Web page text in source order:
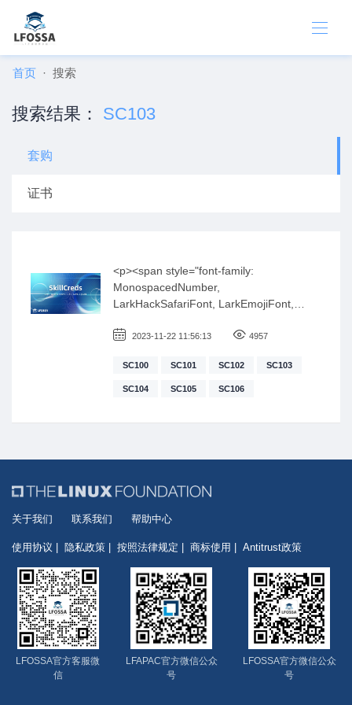
首页 搜索
搜索结果： SC103
套购
证书
<p><span style="font-family:
MonospacedNumber,
LarkHackSafariFont, LarkEmojiFont,
BlinkMacSystemFont, &quot;Helvetica
SC&quot;, &quot;Microsoft Yahei&quot;,
Arial, &quot;Hiragino Sans GB&quot;,
书能针对特定技能的技能证书，展示考生
<span style="font-family:
LarkHackSafariFont, LarkEmojiFont,
LarkChineseQuote, -apple-system,
BlinkMacSystemFont, &quot;Helvetica
Neue&quot;, Tahoma, &quot;PingFang
SC&quot;, &quot;Microsoft Yahei&quot;,
Arial, &quot;Hiragino Sans GB&quot;,
sans-serif, &quot;Apple Color
Emoji&quot;, &quot;Segoe UI
Emoji&quot;, &quot;Segoe UI
2023-11-22 11:56:13 4957
SC100 SC101 SC102 SC103
SC104 SC105 SC106
关于我们 联系我们 帮助中心
使用协议 隐私政策 按照法律规定 商标使用 Antitrust政策
LFOSSA官方客服微
信
LFAPAC官方微信公众
号
LFOSSA官方微信公众
号